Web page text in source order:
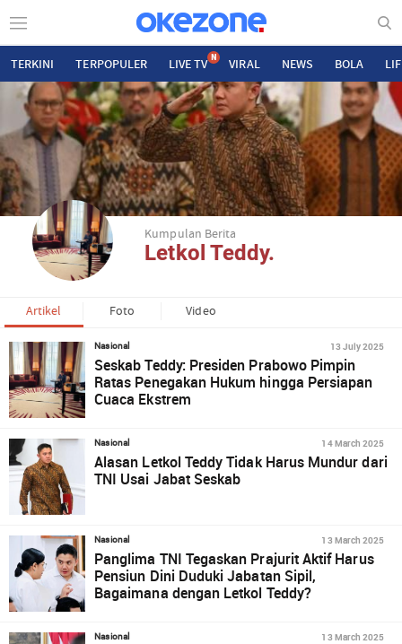
TERKINI TERPOPULER LIVE TV N VIRAL NEWS BOLA
Kumpulan Berita
Letkol Teddy.
Artikel Foto Video
Nasional 13 July 2025
Seskab Teddy: Presiden Prabowo Pimpin
Ratas Penegakan Hukum hingga Persiapan
Cuaca Ekstrem
Nasional 14 March 2025
Alasan Letkol Teddy Tidak Harus Mundur dari
TNI Usai Jabat Seskab
Nasional 13 March 2025
Panglima TNI Tegaskan Prajurit Aktif Harus
Pensiun Dini Duduki Jabatan Sipil,
Bagaimana dengan Letkol Teddy?
Nasional 13 March 2025